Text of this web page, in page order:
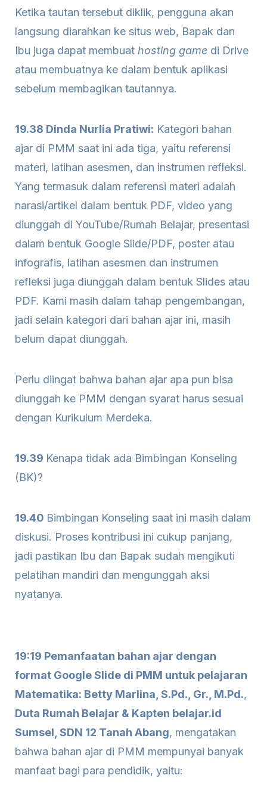
Ketika tautan tersebut diklik, pengguna akan
langsung diarahkan ke situs web, Bapak dan
Ibu juga dapat membuat hosting game di Drive
atau membuatnya ke dalam bentuk aplikasi
sebelum membagikan tautannya.
19.38 Dinda Nurlia Pratiwi: Kategori bahan
ajar di PMM saat ini ada tiga, yaitu referensi
materi, latihan asesmen, dan instrumen refleksi.
Yang termasuk dalam referensi materi adalah
narasi/artikel dalam bentuk PDF, video yang
diunggah di YouTube/Rumah Belajar, presentasi
dalam bentuk Google Slide/PDF, poster atau
infografis, latihan asesmen dan instrumen
refleksi juga diunggah dalam bentuk Slides atau
PDF. Kami masih dalam tahap pengembangan,
jadi selain kategori dari bahan ajar ini, masih
belum dapat diunggah.
Perlu diingat bahwa bahan ajar apa pun bisa
diunggah ke PMM dengan syarat harus sesuai
dengan Kurikulum Merdeka.
19.39 Kenapa tidak ada Bimbingan Konseling
(BK)?
19.40 Bimbingan Konseling saat ini masih dalam
diskusi. Proses kontribusi ini cukup panjang,
jadi pastikan Ibu dan Bapak sudah mengikuti
pelatihan mandiri dan mengunggah aksi
nyatanya.
19:19 Pemanfaatan bahan ajar dengan
format Google Slide di PMM untuk pelajaran
Matematika: Betty Marlina, S.Pd., Gr., M.Pd.,
Duta Rumah Belajar & Kapten belajar.id
Sumsel, SDN 12 Tanah Abang, mengatakan
bahwa bahan ajar di PMM mempunyai banyak
manfaat bagi para pendidik, yaitu: